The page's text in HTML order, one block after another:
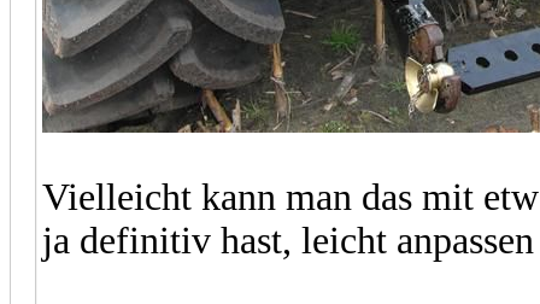
Vielleicht kann man das mit
ja definitiv hast, leicht